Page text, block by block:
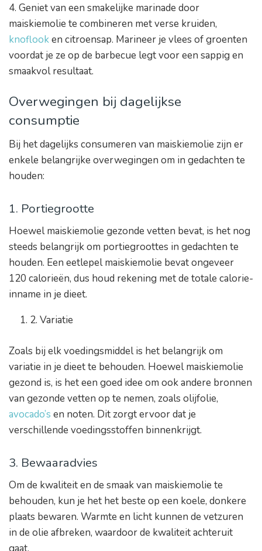
4. Geniet van een smakelijke marinade door
maiskiemolie te combineren met verse kruiden,
knoflooken citroensap. Marineer je vlees of groenten
voordat je ze op de barbecue legt voor een sappig en
smaakvol resultaat.
Overwegingen bij dagelijkse
consumptie
Bij het dagelijks consumeren van maiskiemolie zijn er
enkele belangrijke overwegingen om in gedachten te
houden:
1. Portiegrootte
Hoewel maiskiemolie gezonde vetten bevat, is het nog
steeds belangrijk om portiegroottes in gedachten te
houden. Een eetlepel maiskiemolie bevat ongeveer
120 calorieën, dus houd rekening met de totale calorie-
inname in je dieet.
2. Variatie
Zoals bij elk voedingsmiddel is het belangrijk om
variatie in je dieet te behouden. Hoewel maiskiemolie
gezond is, is het een goed idee om ook andere bronnen
van gezonde vetten op te nemen, zoals olijfolie,
avocado’s en noten. Dit zorgt ervoor dat je
verschillende voedingsstoffen binnenkrijgt.
3. Bewaaradvies
Om de kwaliteit en de smaak van maiskiemolie te
behouden, kun je het het beste op een koele, donkere
plaats bewaren. Warmte en licht kunnen de vetzuren
in de olie afbreken, waardoor de kwaliteit achteruit